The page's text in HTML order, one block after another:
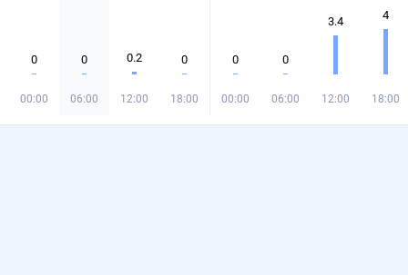
0
00:00
0
06:00
0.2
12:00
0
18:00
0
00:00
0
06:00
3.4
12:00
4
18:00